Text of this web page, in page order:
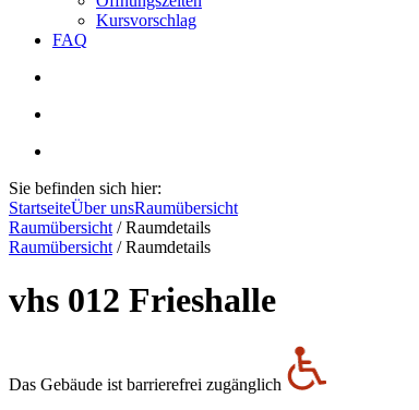
Kursvorschlag
FAQ
Sie befinden sich hier:
StartseiteÜber unsRaumübersicht
Raumübersicht /Raumdetails
Raumübersicht /Raumdetails
vhs 012 Frieshalle
Das Gebäude ist barrierefrei zugänglich